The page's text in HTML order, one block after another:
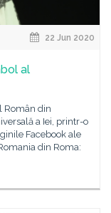
22 Jun 2020
al
Român din
a Iei, printr-o
Facebook ale
din Roma: